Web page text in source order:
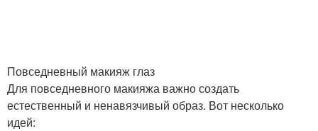
Повседневный макияж глаз
Для повседневного макияжа важно создать
естественный и ненавязчивый образ. Вот несколько
идей: